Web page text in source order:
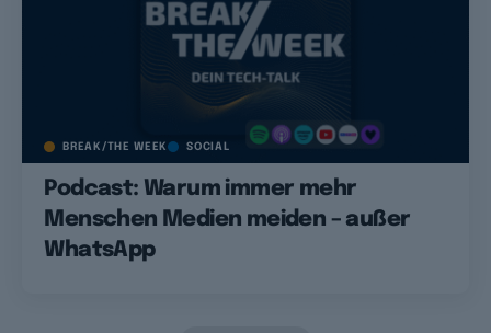
BREAK/THE WEEK SOCIAL
Podcast: Warum immer mehr
Menschen Medien meiden – außer
WhatsApp